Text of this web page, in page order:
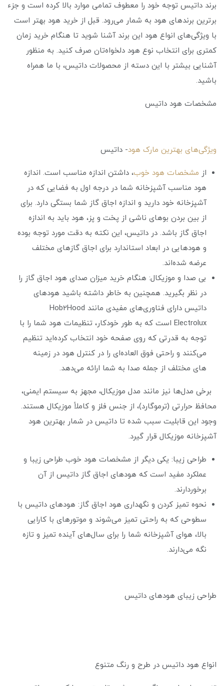
برند داتیس توجه خود را معطوف تمامی موارد بالا کرده است و جزء
برترین برندهای هود به شمار می‌رود. قبل از خرید هود بهتر است
با ویژگی‌های انواع هود این برند آشنا شوید تا هنگام خرید زمان
کمتری برای انتخاب نوع هود دلخواه‌تان صرف کنید. به منظور
آشنایی بیشتر با این دسته از محصولات داتیس، با ما همراه
باشید.
مشخصات هود داتیس
ویژگی‌های بهترین مارک هود- داتیس
از مشخصات هود خوب، داشتن اندازه مناسب است. اندازه
هود مناسب آشپزخانه شما در درجه اول به فضایی که در
آشپزخانه خود دارید و اندازه اجاق گاز شما بستگی دارد. برای
از بین بردن بوهای ناشی از پخت و پز، هود باید به اندازه
اجاق گاز باشد. در داتیس، این نکته به دقت مورد توجه بوده
و هودهایی در ابعاد استاندارد برای اجاق گازهای مختلف
عرضه شده‌اند.
بی صدا و موزیکال: هنگام خرید میزان صدای هود اجاق گاز را
در نظر بگیرید. همچنین به خاطر داشته باشید هودهای
داتیس دارای فناوری‌های مفیدی مانند Hob2Hood
Electrolux است که به طور خودکار، تنظیمات هود شما را با
توجه به قدرتی که روی صفحه خود انتخاب کرده‌اید تنظیم
می‌کنند و راحتی فوق العاده‌ای را در کنترل هود در زمینه
های مختلف از جمله صدا به شما ارائه می‌دهد.
برخی مدل‌ها نیز مانند مدل موزیکال، مجهز به سیستم ایمنی،
محافظ حرارتی (ترموگارد)، از جنس فلز و کاملاً موزیکال هستند.
وجود این قابلیت سبب شده تا داتیس در شمار بهترین هود
آشپزخانه موزیکال قرار گیرد.
طراحی زیبا: یکی دیگر از مشخصات هود خوب طراحی زیبا و
عملکرد مفید است که هودهای اجاق گاز داتیس از آن
برخوردارند.
نحوه تمیز کردن و نگهداری هود اجاق گاز: هودهای داتیس با
سطوحی که به راحتی تمیز می‌شوند و موتورهای با کارایی
بالا، هوای آشپزخانه شما را برای سال‌های آینده تمیز و تازه
نگه می‌دارند.
طراحی زیبای هودهای داتیس
انواع هود داتیس در طرح و رنگ متنوع